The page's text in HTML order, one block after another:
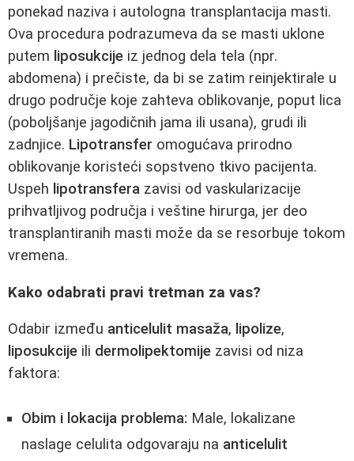
ponekad naziva i autologna transplantacija masti.
Ova procedura podrazumeva da se masti uklone
putem liposukcije iz jednog dela tela (npr.
abdomena) i prečiste, da bi se zatim reinjektirale u
drugo područje koje zahteva oblikovanje, poput lica
(poboljšanje jagodičnih jama ili usana), grudi ili
zadnjice. Lipotransfer omogućava prirodno
oblikovanje koristeći sopstveno tkivo pacijenta.
Uspeh lipotransfera zavisi od vaskularizacije
prihvatljivog područja i veštine hirurga, jer deo
transplantiranih masti može da se resorbuje tokom
vremena.
Kako odabrati pravi tretman za vas?
Odabir između anticelulit masaža, lipolize,
liposukcije ili dermolipektomije zavisi od niza
faktora:
Obim i lokacija problema: Male, lokalizane
naslage celulita odgovaraju na anticelulit